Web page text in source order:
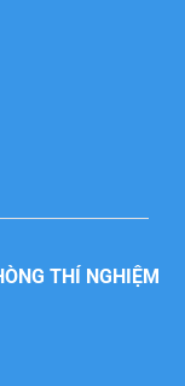
THÍ NGHIỆM